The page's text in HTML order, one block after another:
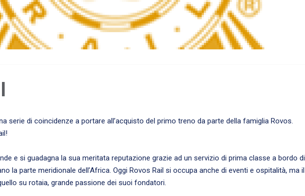
serie di coincidenze a portare all’acquisto del primo treno da parte della famiglia Rovos.
e si guadagna la sua meritata reputazione grazie ad un servizio di prima classe a bordo di
la parte meridionale dell’Africa. Oggi Rovos Rail si occupa anche di eventi e ospitalità, ma il
su rotaia, grande passione dei suoi fondatori.